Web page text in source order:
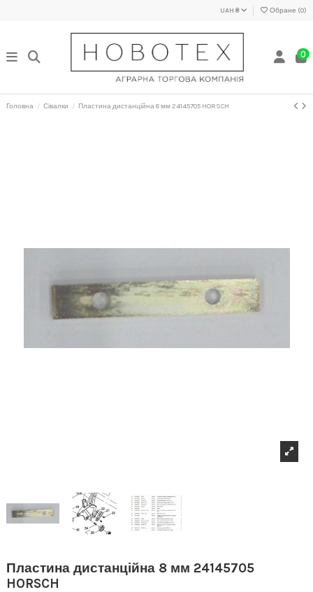
UAH ₴ Обране (0)
0
Головна Сівалки Пластина дистанційна 8 мм 24145705 HORSCH
Пластина дистанційна 8 мм 24145705
HORSCH